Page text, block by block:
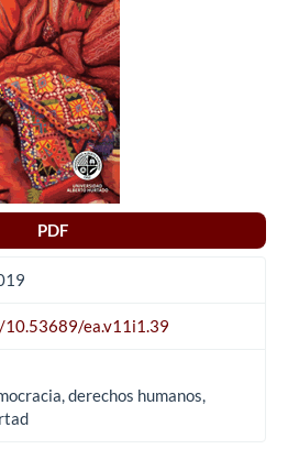
PDF
ea.v11i1.39
derechos humanos,